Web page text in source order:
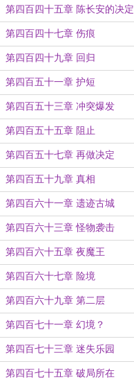
第四百四十五章 陈长安的决定
第四百四十七章 伤痕
第四百四十九章 回归
第四百五十一章 护短
第四百五十三章 冲突爆发
第四百五十五章 阻止
第四百五十七章 再做决定
第四百五十九章 真相
第四百六十一章 遗迹古城
第四百六十三章 怪物袭击
第四百六十五章 夜魔王
第四百六十七章 险境
第四百六十九章 第二层
第四百七十一章 幻境？
第四百七十三章 迷失乐园
第四百七十五章 破局所在